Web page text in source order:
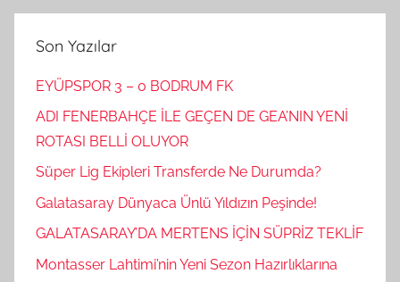
Son Yazılar
EYÜPSPOR 3 – 0 BODRUM FK
ADI FENERBAHÇE İLE GEÇEN DE GEA’NIN YENİ
ROTASI BELLİ OLUYOR
Süper Lig Ekipleri Transferde Ne Durumda?
Galatasaray Dünyaca Ünlü Yıldızın Peşinde!
GALATASARAY’DA MERTENS İÇİN SÜPRİZ TEKLİF
Montasser Lahtimi’nin Yeni Sezon Hazırlıklarına